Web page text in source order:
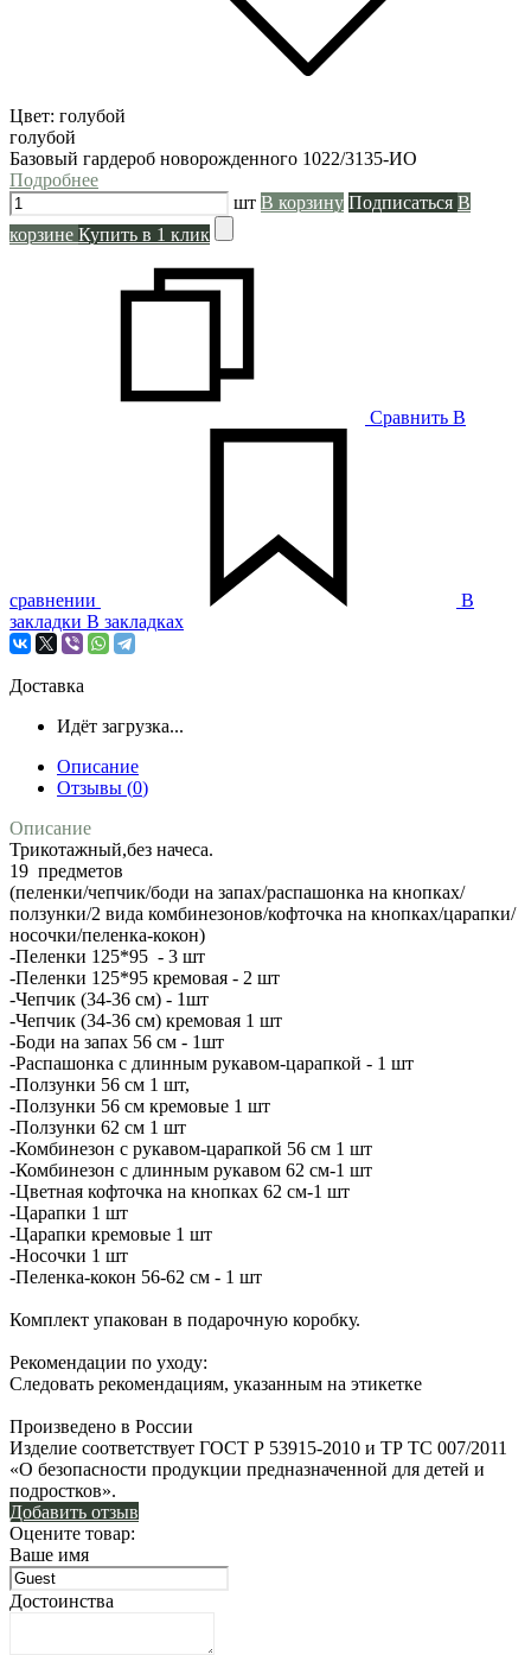
Цвет: голубой
голубой
Базовый гардероб новорожденного 1022/3135-ИО
Подробнее
шт В корзину Подписаться В
корзине Купить в 1 клик
Сравнить В
сравнении
В
закладки В закладках
Доставка
Идёт загрузка...
Описание
Отзывы (0)
Описание
Трикотажный,без начеса.
19 предметов
(пеленки/чепчик/боди на запах/распашонка на кнопках/
ползунки/2 вида комбинезонов/кофточка на кнопках/царапки/
носочки/пеленка-кокон)
-Пеленки 125*95 - 3 шт
-Пеленки 125*95 кремовая - 2 шт
-Чепчик (34-36 см) - 1шт
-Чепчик (34-36 см) кремовая 1 шт
-Боди на запах 56 см - 1шт
-Распашонка с длинным рукавом-царапкой - 1 шт
-Ползунки 56 см 1 шт,
-Ползунки 56 см кремовые 1 шт
-Ползунки 62 см 1 шт
-Комбинезон с рукавом-царапкой 56 см 1 шт
-Комбинезон с длинным рукавом 62 см-1 шт
-Цветная кофточка на кнопках 62 см-1 шт
-Царапки 1 шт
-Царапки кремовые 1 шт
-Носочки 1 шт
-Пеленка-кокон 56-62 см - 1 шт
Комплект упакован в подарочную коробку.
Рекомендации по уходу:
Следовать рекомендациям, указанным на этикетке
Произведено в России
Изделие соответствует ГОСТ Р 53915-2010 и ТР ТС 007/2011
«О безопасности продукции предназначенной для детей и
подростков».
Добавить отзыв
Оцените товар:
Ваше имя
Достоинства